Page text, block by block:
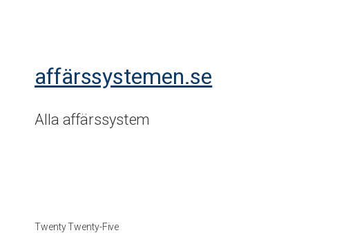
affärssystemen.se
Alla affärssystem
Twenty Twenty-Five